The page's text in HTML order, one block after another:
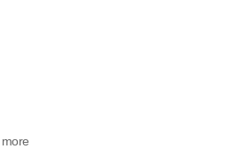
more